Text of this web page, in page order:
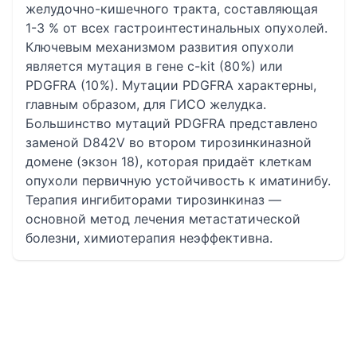
желудочно-кишечного тракта, составляющая
1-3 % от всех гастроинтестинальных опухолей.
Ключевым механизмом развития опухоли
является мутация в гене c-kit (80 %) или
PDGFRA (10 %). Мутации PDGFRA характерны,
главным образом, для ГИСО желудка.
Большинство мутаций PDGFRA представлено
заменой D842V во втором тирозинкиназной
домене (экзон 18), которая придаёт клеткам
опухоли первичную устойчивость к иматинибу.
Терапия ингибиторами тирозинкиназ —
основной метод лечения метастатической
болезни, химиотерапия неэффективна.